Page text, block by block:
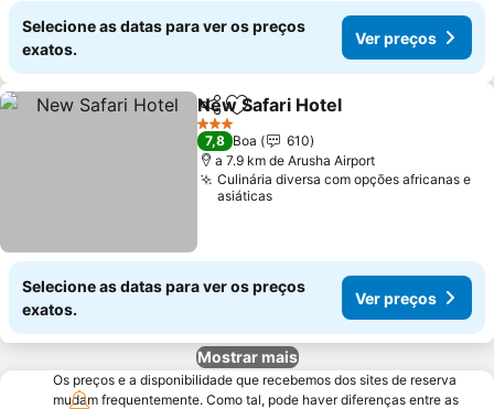
Selecione as datas para ver os preços
exatos.
Ver preços
PartilharAdicionar aos favoritos
New Safari Hotel
3 Estrelas
7,8 Boa
610
a 7.9 km de Arusha Airport
Culinária diversa com opções africanas e
asiáticas
Selecione as datas para ver os preços
exatos.
Ver preços
Mostrar mais
Os preços e a disponibilidade que recebemos dos sites de reserva
mudam frequentemente. Como tal, pode haver diferenças entre as